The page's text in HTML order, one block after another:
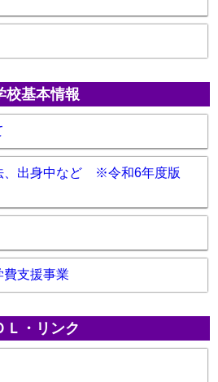
校基本情報
、出身中など ※令和6年度版
費支援事業
Ｌ・リンク